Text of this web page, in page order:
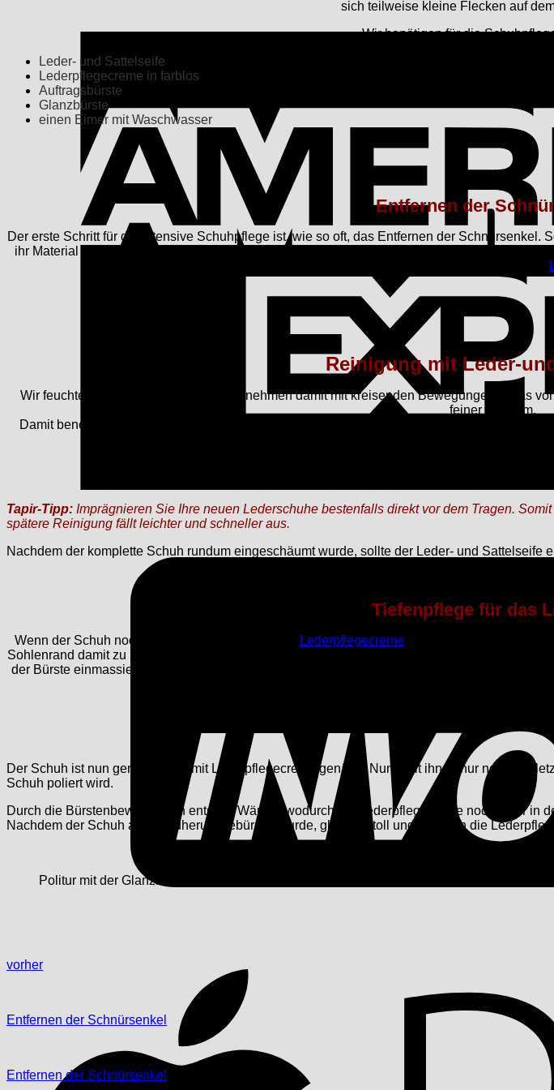
sich teilweise kleine Flecken auf
Wir benötigen für die
Leder- und Sattelseife
Lederpflegecreme in farblos
Auftragsbürste
Glanzbürste
einen Eimer mit Waschwasser
Entfernen der
Der erste Schritt für die intensive Schuhpflege ist, wie so oft, das Entfernen der
ihr Material gerät und anderseits kommen wir somit besser an auch schwer erreichbare
Reinigung mit Leder-
Wir feuchten den Schwamm an und entnehmen damit mit kreisenden Bewegungen etwas
feiner Schaum.
Damit benetzten wir nun den Schuh ein und massieren den Schaum in das Leder. Der
Tapir-Tipp: Imprägnieren Sie Ihre neuen Lederschuhe bestenfalls direkt vor dem Tragen.
spätere Reinigung fällt leichter und schneller aus.
Nachdem der komplette Schuh rundum eingeschäumt wurde, sollte der Leder- und Sattelseife
Tiefenpflege für das
Wenn der Schuh noch leicht feucht ist, kommt die Lederpflegecremezum Einsatz. Wir
Sohlenrand damit zu behandeln. Dies ist nämlich die anfälligste Stelle für Feuchtigkeit und
der Bürste einmassiert, bis sie nicht mehr zu sehen ist. Der Wachsanteil in der Pflegecreme
Der Schuh ist nun gereinigt und mit Lederpflegecreme genährt. Nun fehlt ihnen nur noch der
Schuh poliert wird.
Durch die Bürstenbewegungen entsteht Wärme, wodurch die Lederpflegecreme noch tiefer in
Nachdem der Schuh also rundherum gebürstet wurde, glänzt er toll und ist durch die
Politur mit der Glanzbürste für den letzten Schliff und ultimativen Glanz!
vorher
Entfernen der Schnürsenkel
Entfernen der Schnürsenkel